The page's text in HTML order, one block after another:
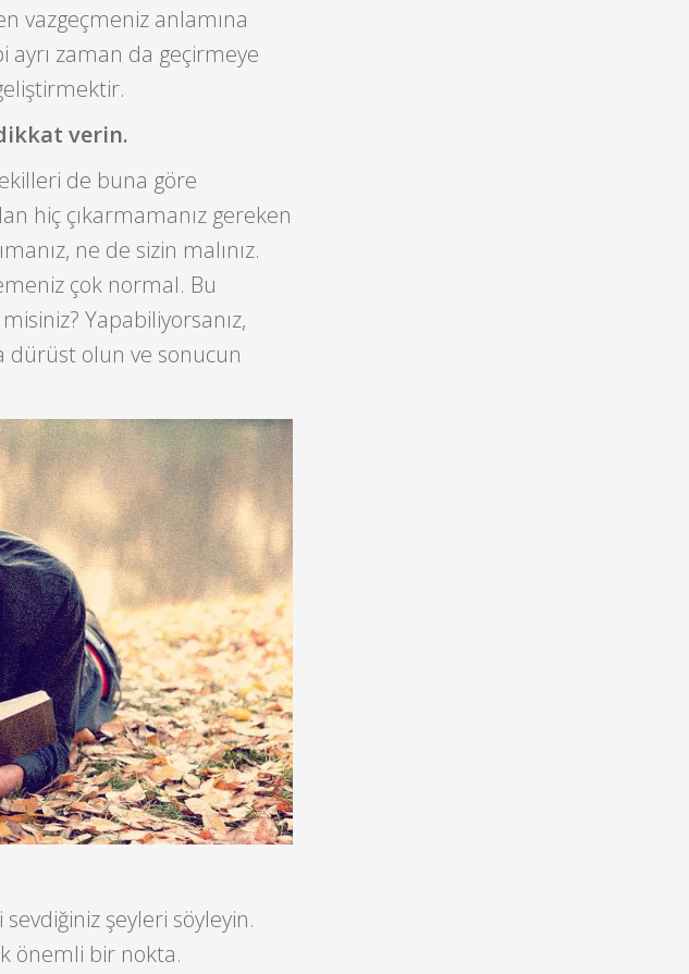
vazgeçmeniz anlamına
ayrı zaman da geçirmeye
verin.
de buna göre
hiç çıkarmamanız gereken
ne de sizin malınız.
çok normal. Bu
Yapabiliyorsanız,
dürüst olun ve sonucun
şeyleri söyleyin.
önemli bir nokta.